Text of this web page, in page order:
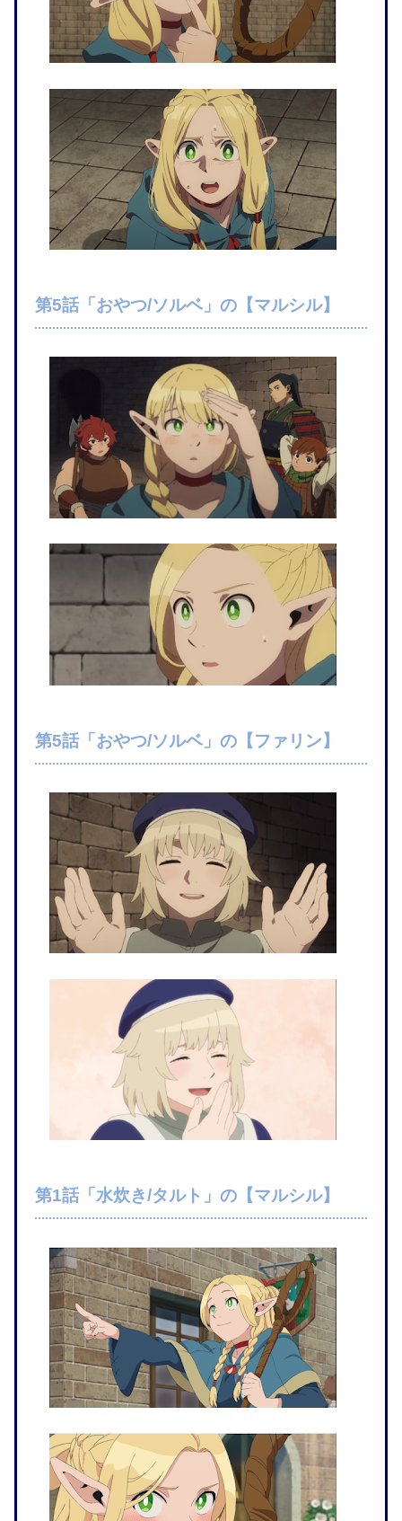
第5話「おやつ/ソルベ」の【マルシル】
第5話「おやつ/ソルベ」の【ファリン】
第1話「水炊き/タルト」の【マルシル】